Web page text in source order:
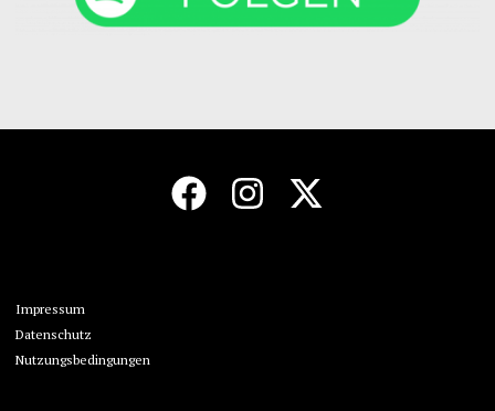
Impressum
Datenschutz
Nutzungsbedingungen